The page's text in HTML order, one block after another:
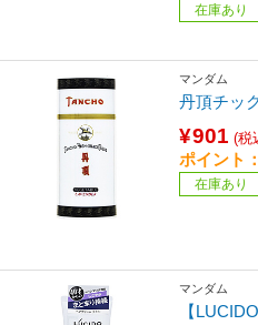
在庫あり
マンダム
丹頂チッ
¥901 (税
ポイント
在庫あり
マンダム
【